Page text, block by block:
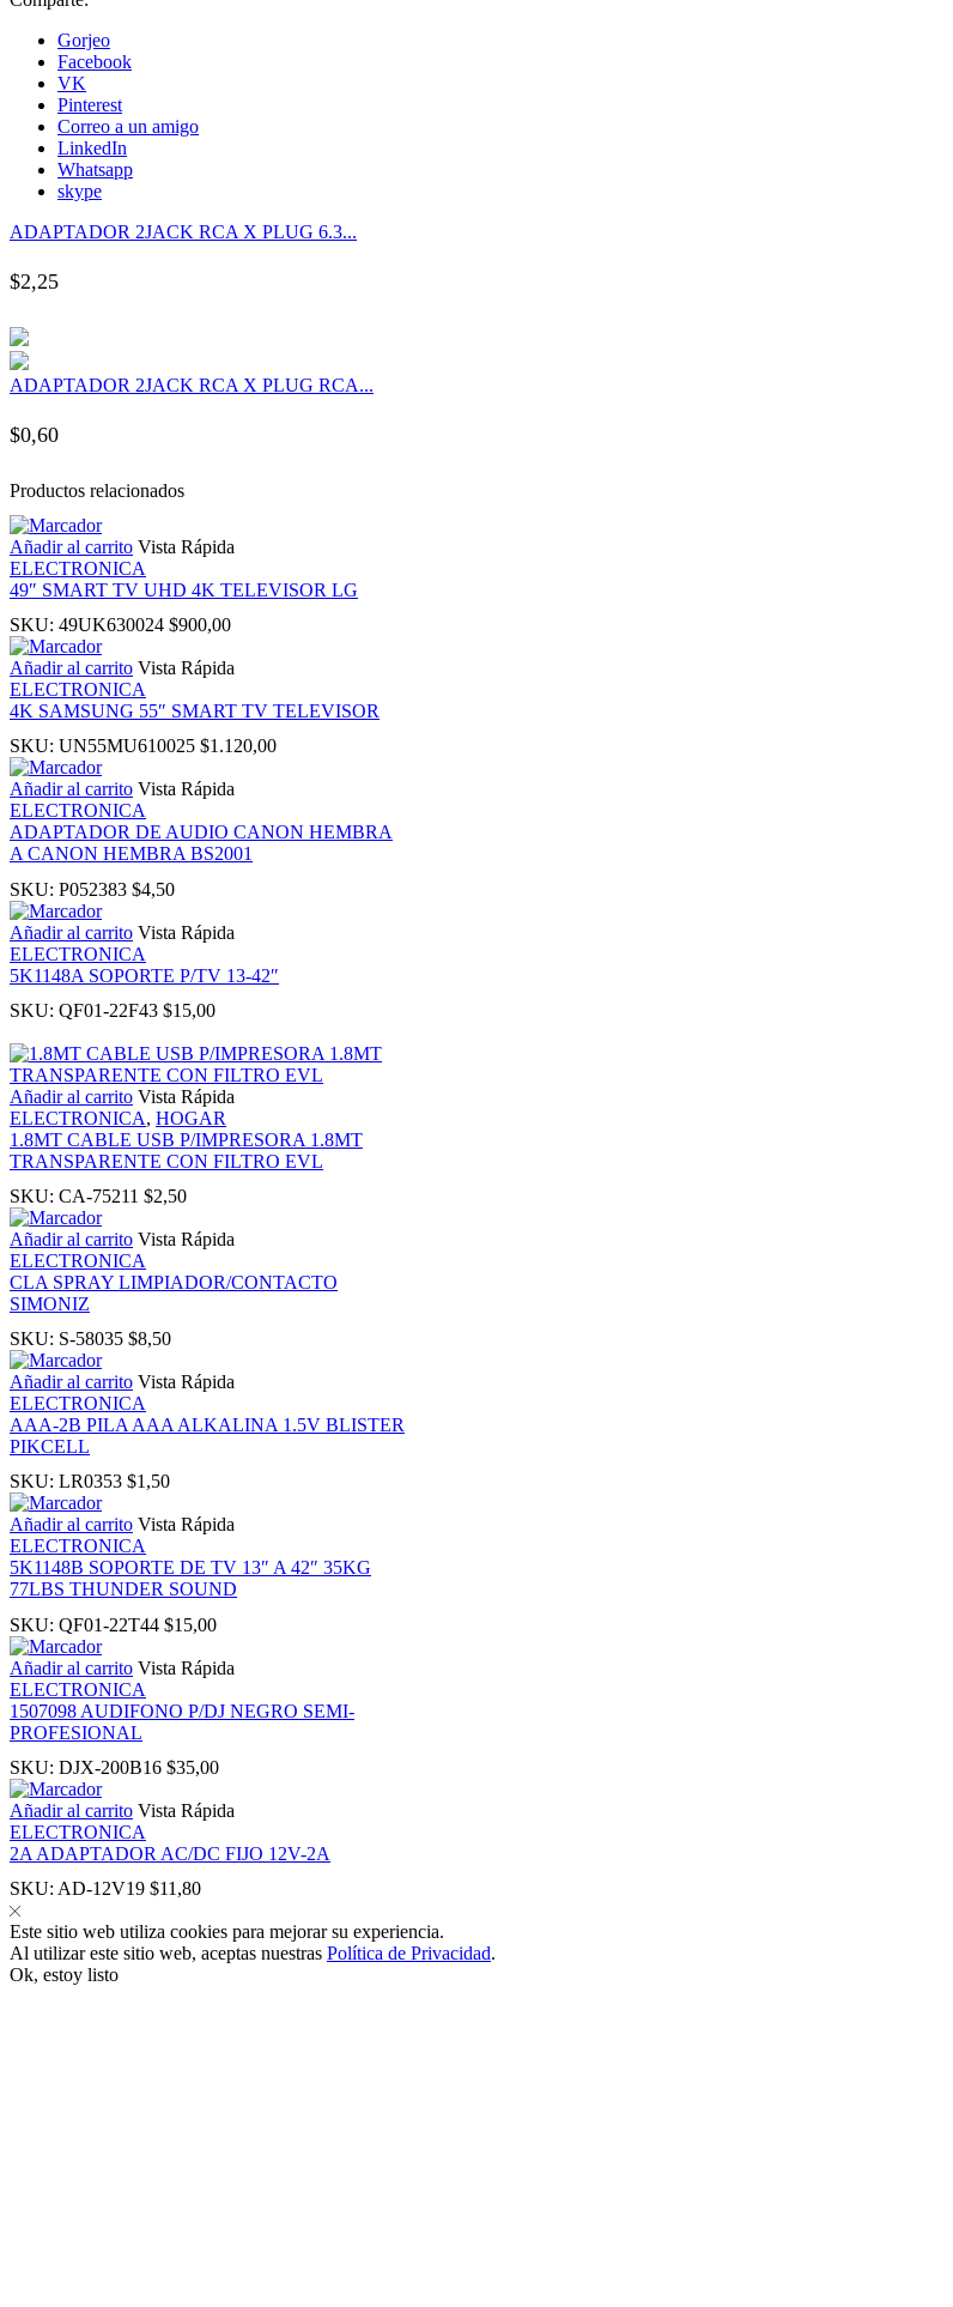
panel
panel
panel
panel
panel
Panel
Panel
Panel
Panel
panel
panel
panel
Panel
panel
Gorjeo
Facebook
VK
Pinterest
Correo a un amigo
LinkedIn
Whatsapp
skype
ADAPTADOR 2JACK RCA X PLUG 6.3...
$2,25
ADAPTADOR 2JACK RCA X PLUG RCA...
$0,60
Productos relacionados
Añadir al carrito Vista Rápida
ELECTRONICA
49″ SMART TV UHD 4K TELEVISOR LG
SKU: 49UK630024 $900,00
Añadir al carrito Vista Rápida
ELECTRONICA
4K SAMSUNG 55″ SMART TV TELEVISOR
SKU: UN55MU610025 $1.120,00
Añadir al carrito Vista Rápida
ELECTRONICA
ADAPTADOR DE AUDIO CANON HEMBRA
A CANON HEMBRA BS2001
SKU: P052383 $4,50
Añadir al carrito Vista Rápida
ELECTRONICA
5K1148A SOPORTE P/TV 13-42″
SKU: QF01-22F43 $15,00
Añadir al carrito Vista Rápida
ELECTRONICA, HOGAR
1.8MT CABLE USB P/IMPRESORA 1.8MT
TRANSPARENTE CON FILTRO EVL
SKU: CA-75211 $2,50
Añadir al carrito Vista Rápida
ELECTRONICA
CLA SPRAY LIMPIADOR/CONTACTO
SIMONIZ
SKU: S-58035 $8,50
Añadir al carrito Vista Rápida
ELECTRONICA
AAA-2B PILA AAA ALKALINA 1.5V BLISTER
PIKCELL
SKU: LR0353 $1,50
Añadir al carrito Vista Rápida
ELECTRONICA
5K1148B SOPORTE DE TV 13″ A 42″ 35KG
77LBS THUNDER SOUND
SKU: QF01-22T44 $15,00
Añadir al carrito Vista Rápida
ELECTRONICA
1507098 AUDIFONO P/DJ NEGRO SEMI-
PROFESIONAL
SKU: DJX-200B16 $35,00
Añadir al carrito Vista Rápida
ELECTRONICA
2A ADAPTADOR AC/DC FIJO 12V-2A
SKU: AD-12V19 $11,80
Este sitio web utiliza cookies para mejorar su experiencia.
Al utilizar este sitio web, aceptas nuestras Política de Privacidad.
Ok, estoy listo